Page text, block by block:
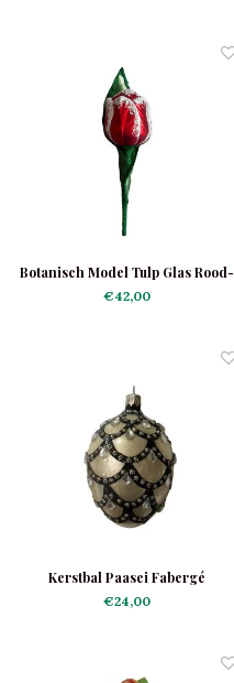
Botanisch Model Tulp Glas Rood-
Wit
€42,00
Kerstbal Paasei Fabergé
Bejewelled
€24,00